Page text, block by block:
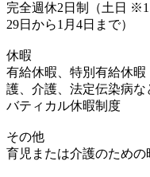
完全週休2日制（土日
29日から1月4日まで）
休暇
有給休暇、特別有給休
護、介護、法定伝染病
バティカル休暇制度
その他
育児または介護のための